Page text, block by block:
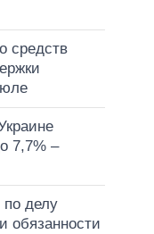
средств
7,7% –
делу
обязанности